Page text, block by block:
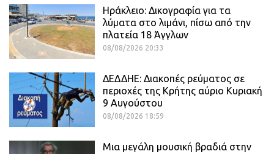
Ηράκλειο: Δικογραφία για τα
λύματα στο λιμάνι, πίσω από την
πλατεία 18 Άγγλων
08/08/2026 20:33
ΔΕΔΔΗΕ: Διακοπές ρεύματος σε
περιοχές της Κρήτης αύριο Κυριακή
9 Αυγούστου
08/08/2026 18:59
Μια μεγάλη μουσική βραδιά στην